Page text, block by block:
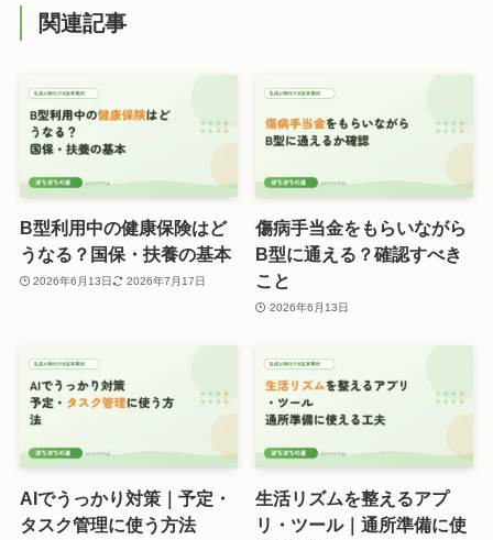
関連記事
B型利用中の健康保険はど
うなる？国保・扶養の基本
2026年6月13日 2026年7月17日
傷病手当金をもらいながら
B型に通える？確認すべき
こと
2026年6月13日
AIでうっかり対策｜予定・
タスク管理に使う方法
生活リズムを整えるアプ
リ・ツール｜通所準備に使